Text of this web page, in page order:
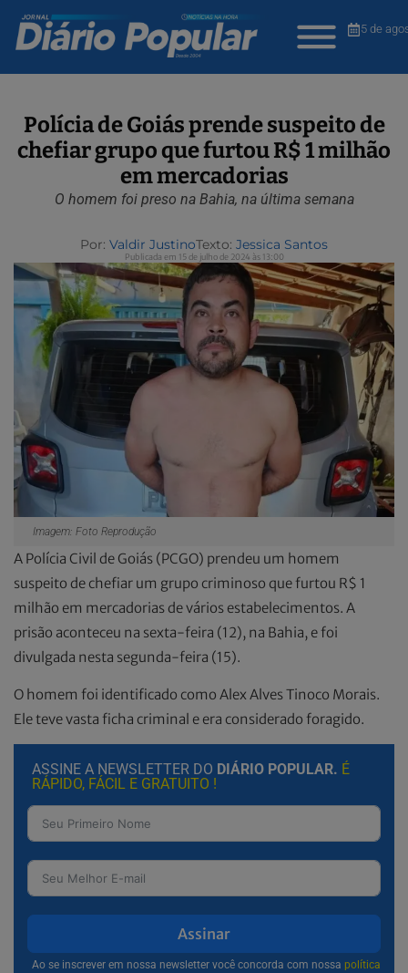
5 de
Polícia de Goiás prende suspeito de
chefiar grupo que furtou R$ 1 milhão
em mercadorias
O homem foi preso na Bahia, na última semana
Por: Valdir JustinoTexto: Jessica Santos
Publicada em 15 de julho de 2024 às 13:00
Imagem: Foto Reprodução
A Polícia Civil de Goiás (PCGO) prendeu um homem
suspeito de chefiar um grupo criminoso que furtou R$ 1
milhão em mercadorias de vários estabelecimentos. A
prisão aconteceu na sexta-feira (12), na Bahia, e foi
divulgada nesta segunda-feira (15).
O homem foi identificado como Alex Alves Tinoco Morais.
Ele teve vasta ficha criminal e era considerado foragido.
ASSINE A NEWSLETTER DO DIÁRIO POPULAR. É
RÁPIDO, FÁCIL E GRATUITO !
Assinar
Ao se inscrever em nossa newsletter você concorda com nossa política